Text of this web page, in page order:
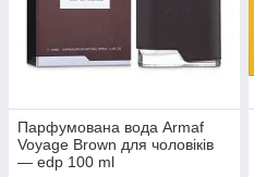
Парфумована вода Armaf
Voyage Brown для чоловіків
— edp 100 ml